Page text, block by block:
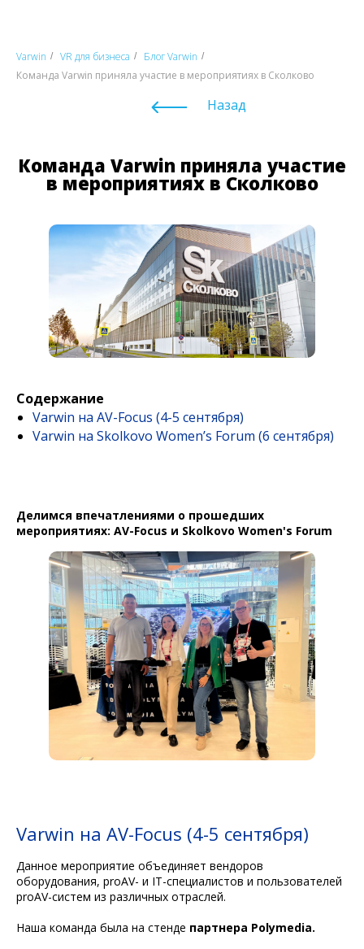
Varwin / VR для бизнеса / Блог Varwin /
Команда Varwin приняла участие в мероприятиях в Сколково
Назад
Команда Varwin приняла участие
в мероприятиях в Сколково
Содержание
Varwin на AV-Focus (4-5 сентября)
Varwin на Skolkovo Women’s Forum (6 сентября)
Делимся впечатлениями о прошедших
мероприятиях: AV-Focus и Skolkovo Women's Forum
Varwin на AV-Focus (4-5 сентября)
Данное мероприятие объединяет вендоров
оборудования, proAV- и IT-специалистов и пользователей
proAV-систем из различных отраслей.
Наша команда была на стенде партнера Polymedia.